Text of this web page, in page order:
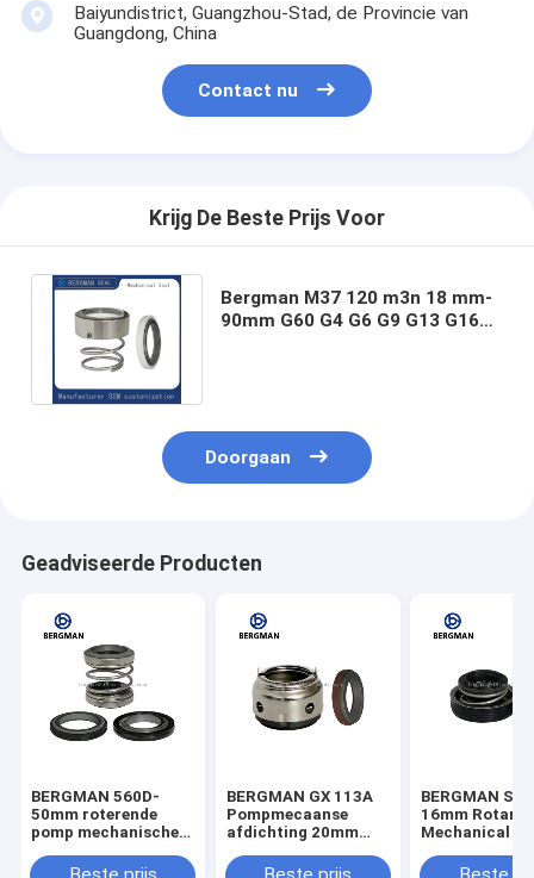
Baiyundistrict, Guangzhou-Stad, de Provincie van
Guangdong, China
Contact nu
Krijg De Beste Prijs Voor
Bergman M37 120 m3n 18 mm-
90mm G60 G4 G6 G9 G13 G16
Doorgaan
Geadviseerde Producten
BERGMAN 560D-
50mm roterende
pomp mechanische
dompelpompen
BERGMAN GX 113A
Pompmecaanse
afdichting 20mm
Roestvrij staal
BERGMAN SB
16mm Rotary
Mechanical